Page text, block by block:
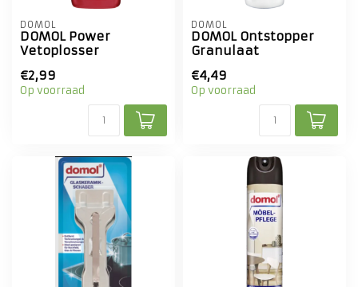
DOMOL
DOMOL Power
Vetoplosser
€2,99
Op voorraad
DOMOL
DOMOL Ontstopper
Granulaat
€4,49
Op voorraad